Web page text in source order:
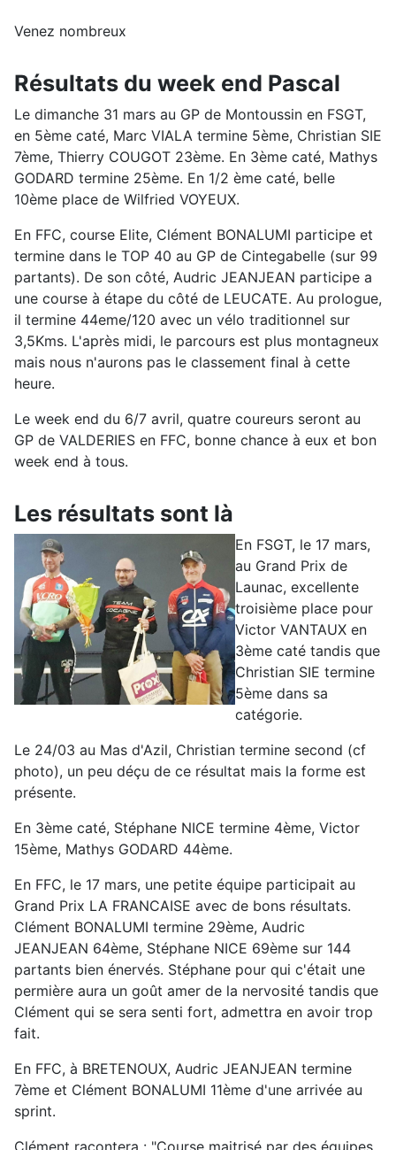
Venez nombreux
Résultats du week end Pascal
Le dimanche 31 mars au GP de Montoussin en FSGT,
en 5ème caté, Marc VIALA termine 5ème, Christian SIE
7ème, Thierry COUGOT 23ème. En 3ème caté, Mathys
GODARD termine 25ème. En 1/2 ème caté, belle
10ème place de Wilfried VOYEUX.
En FFC, course Elite, Clément BONALUMI participe et
termine dans le TOP 40 au GP de Cintegabelle (sur 99
partants). De son côté, Audric JEANJEAN participe a
une course à étape du côté de LEUCATE. Au prologue,
il termine 44eme/120 avec un vélo traditionnel sur
3,5Kms. L'après midi, le parcours est plus montagneux
mais nous n'aurons pas le classement final à cette
heure.
Le week end du 6/7 avril, quatre coureurs seront au
GP de VALDERIES en FFC, bonne chance à eux et bon
week end à tous.
Les résultats sont là
En FSGT, le 17 mars,
au Grand Prix de
Launac, excellente
troisième place pour
Victor VANTAUX en
3ème caté tandis que
Christian SIE termine
5ème dans sa
catégorie.
Le 24/03 au Mas d'Azil, Christian termine second (cf
photo), un peu déçu de ce résultat mais la forme est
présente.
En 3ème caté, Stéphane NICE termine 4ème, Victor
15ème, Mathys GODARD 44ème.
En FFC, le 17 mars, une petite équipe participait au
Grand Prix LA FRANCAISE avec de bons résultats.
Clément BONALUMI termine 29ème, Audric
JEANJEAN 64ème, Stéphane NICE 69ème sur 144
partants bien énervés. Stéphane pour qui c'était une
permière aura un goût amer de la nervosité tandis que
Clément qui se sera senti fort, admettra en avoir trop
fait.
En FFC, à BRETENOUX, Audric JEANJEAN termine
7ème et Clément BONALUMI 11ème d'une arrivée au
sprint.
Clément racontera : "Course maitrisé par des équipes